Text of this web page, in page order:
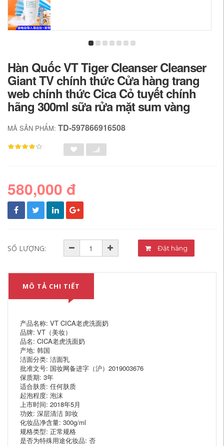
Hàn Quốc VT Tiger Cleanser Cleanser
Giant TV chính thức Cửa hàng trang
web chính thức Cica Cỏ tuyết chính
hãng 300ml sữa rửa mặt sum vàng
MÃ SẢN PHẨM: TD-597866916508
580,000 đ
SỐ LƯỢNG: Đặt hàng
MÔ TẢ CHI TIẾT
产品名称: VT CICA老虎洗面奶
品牌: VT（美妆）
品名: CICA老虎洗面奶
产地: 韩国
洁面分类: 洁面乳
批准文号: 国妆网备进字（沪）2019003676
保质期: 3年
适合肤质: 任何肤质
起泡程度: 泡沫
上市时间: 2018年5月
功效: 深层清洁 卸妆
化妆品净含量: 300g/ml
规格类型: 正常规格
是否为特殊用途化妆品: 否